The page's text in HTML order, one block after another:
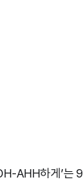
AHH하게’는 9